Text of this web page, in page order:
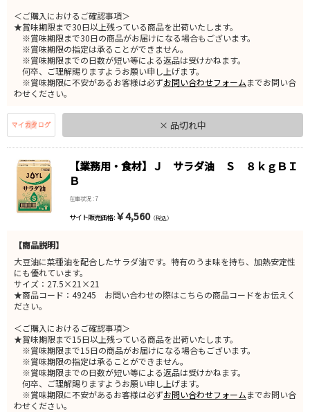
＜ご購入におけるご確認事項＞
★賞味期限まで30日以上残っている商品を出荷いたします。
※賞味期限まで30日の商品がお届けになる場合もございます。
※賞味期限の指定は承ることができません。
※賞味期限までの日数が短い等による返品は受けかねます。
何卒、ご理解賜りますようお願い申し上げます。
※賞味期限に不安があるお客様は必ずお問い合わせフォームまでお問い合
わせください。
× 品切れ中
【業務用・食材】Ｊ サラダ油 Ｓ ８ｋｇＢＩ
Ｂ
在庫状況 : 7
サイト販売価格 : ￥4,560（税込）
【商品説明】
大豆油に菜種油を配合したサラダ油です。特有のうま味を持ち、加熱安定性
にも優れています。
サイズ：27.5×21×21
★商品コード：49245 お問い合わせの際はこちらの商品コードをお伝えく
ださい。
＜ご購入におけるご確認事項＞
★賞味期限まで15日以上残っている商品を出荷いたします。
※賞味期限まで15日の商品がお届けになる場合もございます。
※賞味期限の指定は承ることができません。
※賞味期限までの日数が短い等による返品は受けかねます。
何卒、ご理解賜りますようお願い申し上げます。
※賞味期限に不安があるお客様は必ずお問い合わせフォームまでお問い合
わせください。